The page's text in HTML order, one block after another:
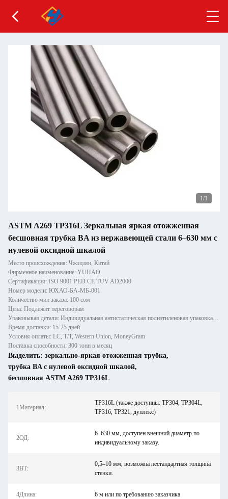
1/1
ASTM A269 TP316L Зеркальная яркая отожженная
бесшовная трубка BA из нержавеющей стали 6–630 мм с
нулевой оксидной шкалой
Место происхождения: Чжэцзян, Китай
Фирменное наименование: YUHAO
Сертификация: ISO 9001 PED CE TUV AD2000
Номер модели: ЮХАО-БА-МБ-001
Количество мин заказа: 100 сом
Цена: Подлежит переговорам
Упаковывая детали: Индивидуальная антистатическая полиэтиленовая упаковка, ящики из экспортной фанеры с влагозащитой.
Время доставки: 15-25 дней
Условия оплаты: LC, T/T, Western Union, MoneyGram
Поставка способности: 300 тонн в месяц
Выделить: зеркально-яркая отожженная трубка,
трубка BA с нулевой оксидной шкалой,
бесшовная ASTM A269 TP316L
1Материал:
TP316L (также доступны: TP304, TP304L,
TP316, TP321, дуплекс)
2ОД:
6–630 мм, доступен внешний диаметр по
индивидуальному заказу.
3ВТ:
0,5–10 мм, возможна нестандартная толщина
стенки.
4Длина: 6 м или по требованию заказчика